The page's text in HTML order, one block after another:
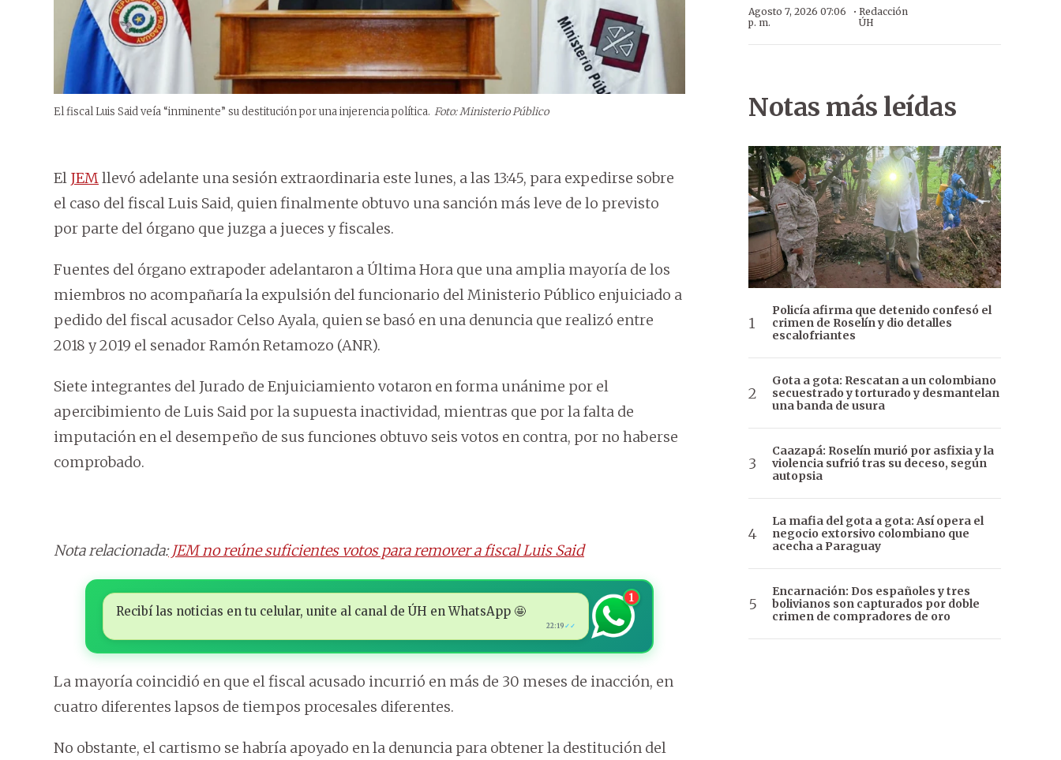
El fiscal Luis Said veía “inminente” su destitución por una injerencia política. Foto: Ministerio Público
El JEMllevó adelante una sesión extraordinaria este lunes, a las 13:45, para expedirse sobre
el caso del fiscal Luis Said, quien finalmente obtuvo una sanción más leve de lo previsto
por parte del órgano que juzga a jueces y fiscales.
Fuentes del órgano extrapoder adelantaron a Última Hora que una amplia mayoría de los
miembros no acompañaría la expulsión del funcionario del Ministerio Público enjuiciado a
pedido del fiscal acusador Celso Ayala, quien se basó en una denuncia que realizó entre
2018 y 2019 el senador Ramón Retamozo (ANR).
Siete integrantes del Jurado de Enjuiciamiento votaron en forma unánime por el
apercibimiento de Luis Said por la supuesta inactividad, mientras que por la falta de
imputación en el desempeño de sus funciones obtuvo seis votos en contra, por no haberse
comprobado.
Nota relacionada:JEM no reúne suficientes votos para remover a fiscal Luis Said
Recibí las noticias en tu celular, unite al canal de ÚH en WhatsApp 🤩
22:19 ✓✓
1
La mayoría coincidió en que el fiscal acusado incurrió en más de 30 meses de inacción, en
cuatro diferentes lapsos de tiempos procesales diferentes.
No obstante, el cartismo se habría apoyado en la denuncia para obtener la destitución del
Agosto 7, 2026 07:06
p. m.
· Redacción
ÚH
Notas más leídas
Policía afirma que detenido confesó el
crimen de Roselín y dio detalles
escalofriantes
Gota a gota: Rescatan a un colombiano
secuestrado y torturado y desmantelan
una banda de usura
Caazapá: Roselín murió por asfixia y la
violencia sufrió tras su deceso, según
autopsia
La mafia del gota a gota: Así opera el
negocio extorsivo colombiano que
acecha a Paraguay
Encarnación: Dos españoles y tres
bolivianos son capturados por doble
crimen de compradores de oro